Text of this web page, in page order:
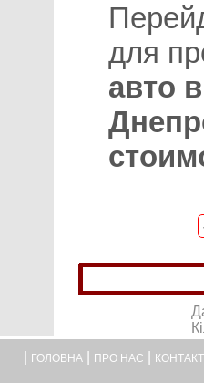
для
авто в
ГОЛОВНА ПРО НАС